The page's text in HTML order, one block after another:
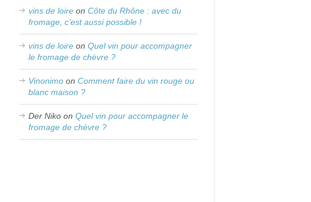
vins de loire onCôte du Rhône : avec du
fromage, c’est aussi possible !
vins de loire onQuel vin pour accompagner
le fromage de chèvre ?
Vinonimo onComment faire du vin rouge ou
blanc maison ?
Der Niko onQuel vin pour accompagner le
fromage de chèvre ?